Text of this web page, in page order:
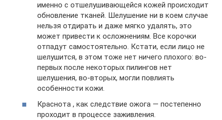
именно с отшелушивающейся кожей происходит
обновление тканей. Шелушение ни в коем случае
нельзя отдирать и даже мягко удалять, это
может привести к осложнениям. Все корочки
отпадут самостоятельно. Кстати, если лицо не
шелушится, в этом тоже нет ничего плохого: во-
первых после некоторых пилингов нет
шелушения, во-вторых, могли повлиять
особенности кожи.
Краснота , как следствие ожога — постепенно
проходит в процессе заживления.